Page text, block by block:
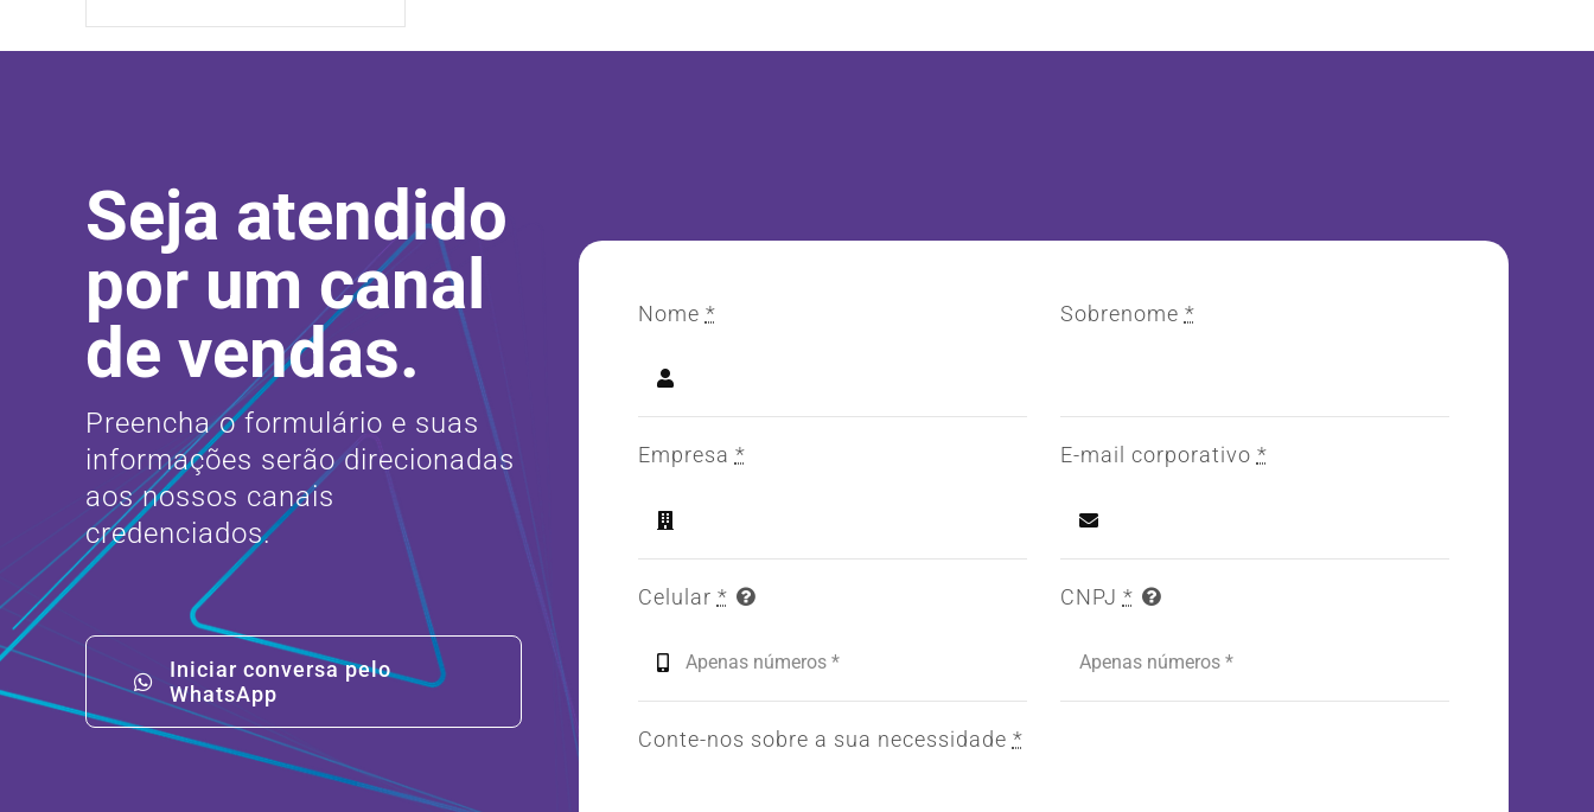
Seja atendido
por um canal
de vendas.
Preencha o formulário e suas
informações serão direcionadas
aos nossos canais
credenciados.
Iniciar conversa pelo
WhatsApp
Nome * Sobrenome *
Empresa * E-mail corporativo *
Celular * CNPJ *
Conte-nos sobre a sua necessidade *